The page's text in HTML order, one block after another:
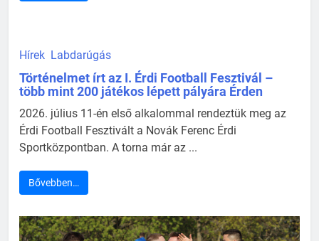
Hírek Labdarúgás
Történelmet írt az I. Érdi Football Fesztivál –
több mint 200 játékos lépett pályára Érden
2026. július 11-én első alkalommal rendeztük meg az
Érdi Football Fesztivált a Novák Ferenc Érdi
Sportközpontban. A torna már az ...
Bővebben…